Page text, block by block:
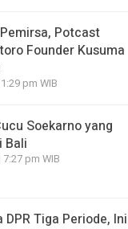
Potcast
Founder Kusuma
pm WIB
Soekarno yang
Bali
pm WIB
Tiga Periode, Ini